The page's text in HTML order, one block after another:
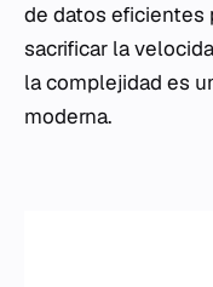
de datos eficientes
sacrificar la
la complejidad es
moderna.